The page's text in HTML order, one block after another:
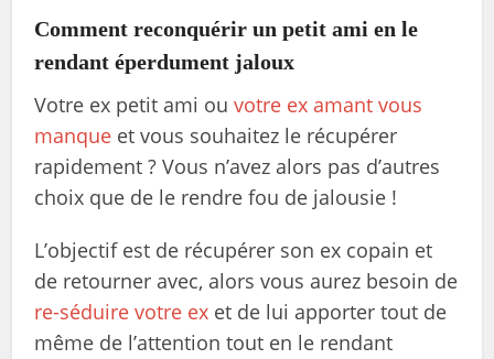
Comment reconquérir un petit ami en le
rendant éperdument jaloux
Votre ex petit ami ouvotre ex amant vous
manque et vous souhaitez le récupérer
rapidement ? Vous n’avez alors pas d’autres
choix que de le rendre fou de jalousie !
L’objectif est de récupérer son ex copain et
de retourner avec, alors vous aurez besoin de
re-séduire votre ex et de lui apporter tout de
même de l’attention tout en le rendant